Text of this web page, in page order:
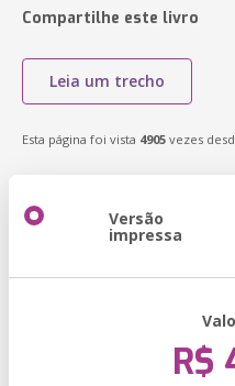
Compartilhe este livro
Leia um trecho
Esta página foi vista 4905 vezes
Versão
impressa
R$